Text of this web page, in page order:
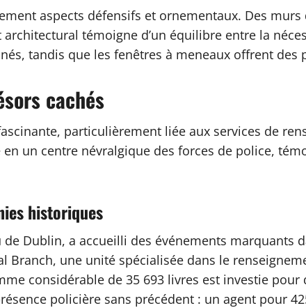
aspects défensifs et ornementaux. Des murs
témoigne d’un équilibre entre la
tandis que les fenêtres à meneaux offrent des
cachés
particulièrement liée aux services de
en un centre névralgique des forces de police,
historiques
Dublin, a accueilli des événements marquants
Branch, une unité spécialisée dans le
considérable de 35 693 livres est investie
policière sans précédent : un agent pour